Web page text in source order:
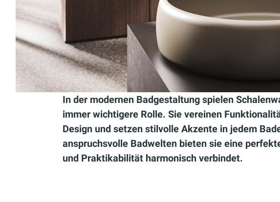
In der modernen Badgestaltung spielen
immer wichtigere Rolle. Sie vereinen
Design und setzen stilvolle Akzente in jedem
anspruchsvolle Badwelten bieten sie eine
und Praktikabilität harmonisch verbindet.